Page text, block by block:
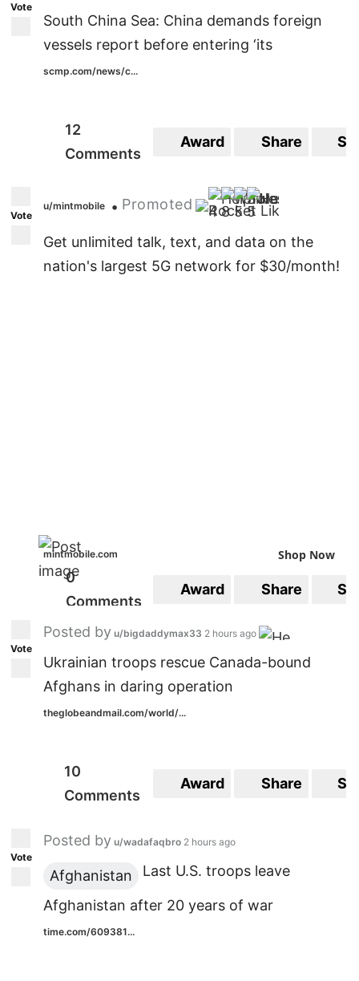
Vote
South China Sea: China demands foreign
vessels report before entering ‘its
scmp.com/news/c...
12
Comments
Award Share
Vote
u/mintmobile • Promoted 4 8 5 5
Get unlimited talk, text, and data on the
nation's largest 5G network for $30/month!
mintmobile.com Shop Now
0
Comments
Award Share
Vote
Posted by u/bigdaddymax33 2 hours ago
Ukrainian troops rescue Canada-bound
Afghans in daring operation
theglobeandmail.com/world/...
10
Comments
Award Share
Vote
Posted by u/wadafaqbro 2 hours ago
Afghanistan Last U.S. troops leave
Afghanistan after 20 years of war
time.com/609381...